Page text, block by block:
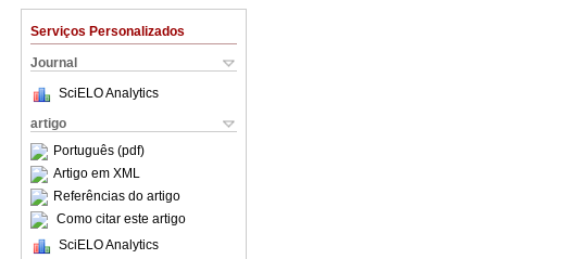
Serviços Personalizados
Journal
SciELO Analytics
artigo
Português (pdf)
Artigo em XML
Referências do artigo
Como citar este artigo
SciELO Analytics